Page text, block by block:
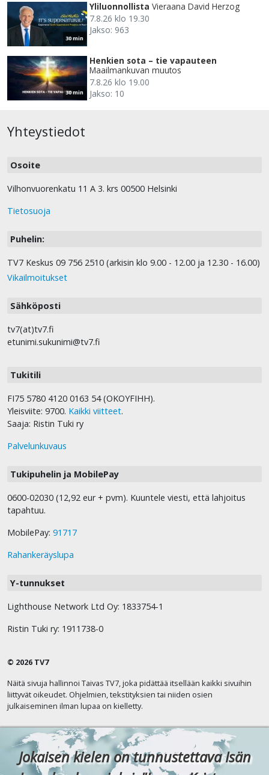
30 min
Yliluonnollista Vieraana David Herzog
7.8.26 klo 19.30
Jakso: 963
30 min
Henkien sota – tie vapauteen
Maailmankuvan muutos
7.8.26 klo 19.00
Jakso: 10
Yhteystiedot
Osoite
Vilhonvuorenkatu 11 A 3. krs 00500 Helsinki
Tietosuoja
Puhelin:
TV7 Keskus 09 756 2510 (arkisin klo 9.00 - 12.00 ja 12.30 - 16.00)
Vikailmoitukset
Sähköposti
tv7(at)tv7.fi
etunimi.sukunimi@tv7.fi
Tukitili
FI75 5780 4120 0163 54 (OKOYFIHH).
Yleisviite: 9700. Kaikki viitteet.
Saaja: Ristin Tuki ry
Palvelunkuvaus
Tukipuhelin ja MobilePay
0600-02030 (12,92 eur + pvm). Kuuntele viesti, että lahjoitus
tapahtuu.
MobilePay: 91717
Rahankeräyslupa
Y-tunnukset
Lighthouse Network Ltd Oy: 1833754-1
Ristin Tuki ry: 1911738-0
© 2026 TV7
Näitä sivuja hallinnoi Taivas TV7, joka pidättää itsellään kaikki sivuihin
liittyvät oikeudet. Ohjelmien, tekstityksien tai niiden osien
julkaiseminen ilman lupaa on kielletty.
Jokaisen kielen on tunnustettava Isän